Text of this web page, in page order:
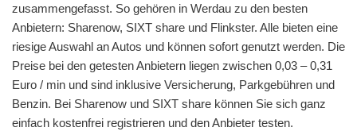
zusammengefasst. So gehören in Werdau zu den besten
Anbietern: Sharenow, SIXT share und Flinkster. Alle bieten eine
riesige Auswahl an Autos und können sofort genutzt werden. Die
Preise bei den getesten Anbietern liegen zwischen 0,03 – 0,31
Euro / min und sind inklusive Versicherung, Parkgebühren und
Benzin. Bei Sharenow und SIXT share können Sie sich ganz
einfach kostenfrei registrieren und den Anbieter testen.